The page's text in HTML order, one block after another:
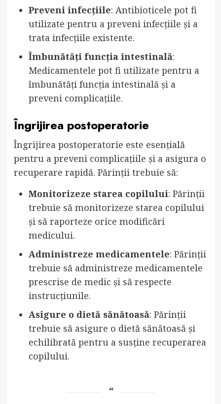
Preveni infecțiile: Antibioticele pot fi
utilizate pentru a preveni infecțiile și a
trata infecțiile existente.
Îmbunătăți funcția intestinală:
Medicamentele pot fi utilizate pentru a
îmbunătăți funcția intestinală și a
preveni complicațiile.
Îngrijirea postoperatorie
Îngrijirea postoperatorie este esențială
pentru a preveni complicațiile și a asigura o
recuperare rapidă. Părinții trebuie să:
Monitorizeze starea copilului: Părinții
trebuie să monitorizeze starea copilului
și să raporteze orice modificări
medicului.
Administreze medicamentele: Părinții
trebuie să administreze medicamentele
prescrise de medic și să respecte
instrucțiunile.
Asigure o dietă sănătoasă: Părinții
trebuie să asigure o dietă sănătoasă și
echilibrată pentru a susține recuperarea
copilului.